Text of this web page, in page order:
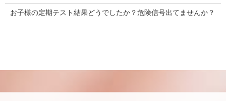
お子様の定期テスト結果どうでしたか？危険信号出てませんか？